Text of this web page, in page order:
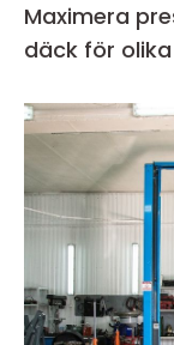
Maximera
däck för